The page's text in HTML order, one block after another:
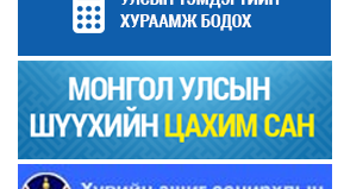
Д.Гүрсоронз нарт холбогдох хэргийг хяналтын
хэлэлцүүлэхээс татгалзав
2022 оны 03 сарын 30
Дээд шүүхийн нийт шүүгчийн хуралдаан болно
Сургалтын хөтөлбөрийн хороо хуралдлаа